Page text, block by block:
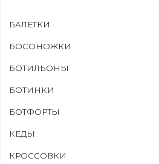
БАЛЕТКИ
БОСОНОЖКИ
БОТИЛЬОНЫ
БОТИНКИ
БОТФОРТЫ
КЕДЫ
КРОССОВКИ